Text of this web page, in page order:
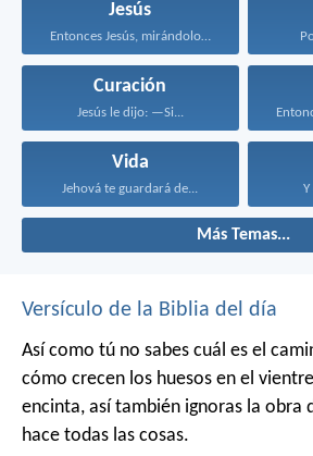
Jesús
Entonces Jesús, mirándolos, dijo...
Curación
Jesús le dijo: —Si...
Vida
Jehová te guardará de...
Más Temas...
Versículo de la Biblia del día
Así como tú no sabes cuál es el
cómo crecen los huesos en el
encinta, así también ignoras la obra
hace todas las cosas.